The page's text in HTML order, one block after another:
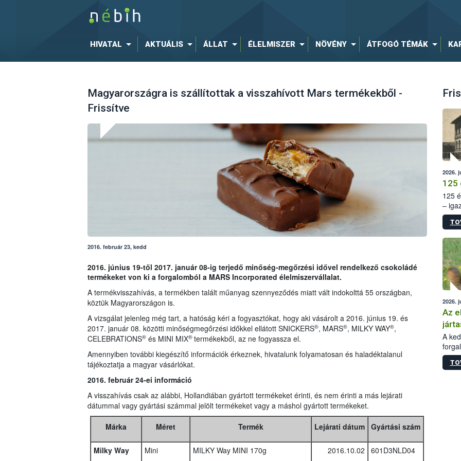
HIVATAL AKTUÁLIS ÁLLAT ÉLELMISZER NÖVÉNY ÁTFOGÓ TÉMÁK
Magyarországra is szállítottak a visszahívott Mars termékekből -
Frissítve
2016. február 23, kedd
2016. június 19-től 2017. január 08-ig terjedő minőség-megőrzési idővel rendelkező csokoládé
termékeket von ki a forgalomból a MARS Incorporated élelmiszervállalat.
A termékvisszahívás, a termékben talált műanyag szennyeződés miatt vált indokolttá 55 országban,
köztük Magyarországon is.
A vizsgálat jelenleg még tart, a hatóság kéri a fogyasztókat, hogy aki vásárolt a 2016. június 19. és
2017. január 08. közötti minőségmegőrzési időkkel ellátott SNICKERS®, MARS®, MILKY WAY®,
CELEBRATIONS®és MINI MIX® termékekből, az ne fogyassza el.
Amennyiben további kiegészítő információk érkeznek, hivatalunk folyamatosan és haladéktalanul
tájékoztatja a magyar vásárlókat.
2016. február 24-ei információ
A visszahívás csak az alábbi, Hollandiában gyártott termékeket érinti, és nem érinti a más lejárati
dátummal vagy gyártási számmal jelölt termékeket vagy a máshol gyártott termékeket.
Márka Méret Termék Lejárati dátum Gyártási szám
Milky Way Mini MILKY Way MINI 170g 2016.10.02 601D3NLD04
2026.
125
125
–
15.
2026.
Az
A